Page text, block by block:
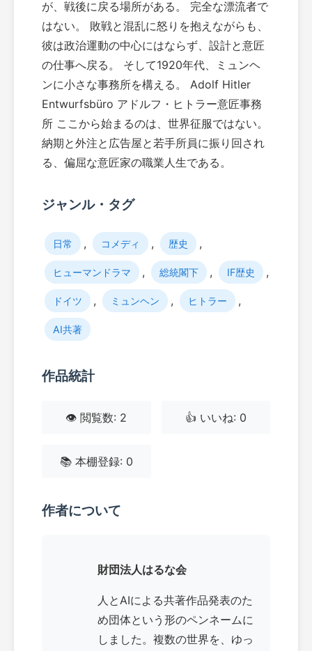
が、戦後に戻る場所がある。 完全な漂流者で
はない。 敗戦と混乱に怒りを抱えながらも、
彼は政治運動の中心にはならず、設計と意匠
の仕事へ戻る。 そして1920年代、ミュンヘ
ンに小さな事務所を構える。 Adolf Hitler
Entwurfsbüro アドルフ・ヒトラー意匠事務
所 ここから始まるのは、世界征服ではない。
納期と外注と広告屋と若手所員に振り回され
る、偏屈な意匠家の職業人生である。
ジャンル・タグ
日常 , コメディ , 歴史 ,
ヒューマンドラマ , 総統閣下 , IF歴史 ,
ドイツ , ミュンヘン , ヒトラー ,
AI共著
作品統計
👁️ 閲覧数: 2 👍 いいね: 0
📚 本棚登録: 0
作者について
財団法人はるな会
人とAIによる共著作品発表のた
め団体という形のペンネームに
しました。複数の世界を、ゆっ